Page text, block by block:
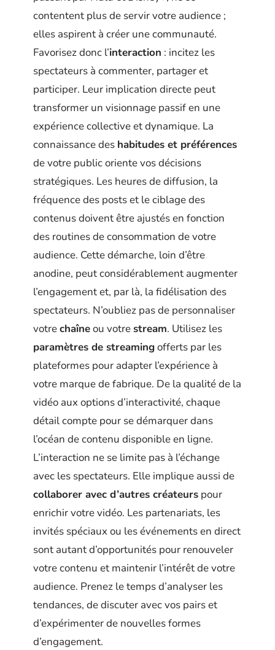
contentent plus de servir votre audience ;
elles aspirent à créer une communauté.
Favorisez donc l’interaction : incitez les
spectateurs à commenter, partager et
participer. Leur implication directe peut
transformer un visionnage passif en une
expérience collective et dynamique. La
connaissance des habitudes et préférences
de votre public oriente vos décisions
stratégiques. Les heures de diffusion, la
fréquence des posts et le ciblage des
contenus doivent être ajustés en fonction
des routines de consommation de votre
audience. Cette démarche, loin d’être
anodine, peut considérablement augmenter
l’engagement et, par là, la fidélisation des
spectateurs. N’oubliez pas de personnaliser
votrechaîneou votrestream. Utilisez les
paramètres de streamingofferts par les
plateformes pour adapter l’expérience à
votre marque de fabrique. De la qualité de la
vidéo aux options d’interactivité, chaque
détail compte pour se démarquer dans
l’océan de contenu disponible en ligne.
L’interaction ne se limite pas à l’échange
avec les spectateurs. Elle implique aussi de
collaborer avec d’autres créateurs pour
enrichir votre vidéo. Les partenariats, les
invités spéciaux ou les événements en direct
sont autant d’opportunités pour renouveler
votre contenu et maintenir l’intérêt de votre
audience. Prenez le temps d’analyser les
tendances, de discuter avec vos pairs et
d’expérimenter de nouvelles formes
d’engagement.